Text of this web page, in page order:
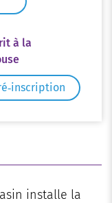
installe la
à la